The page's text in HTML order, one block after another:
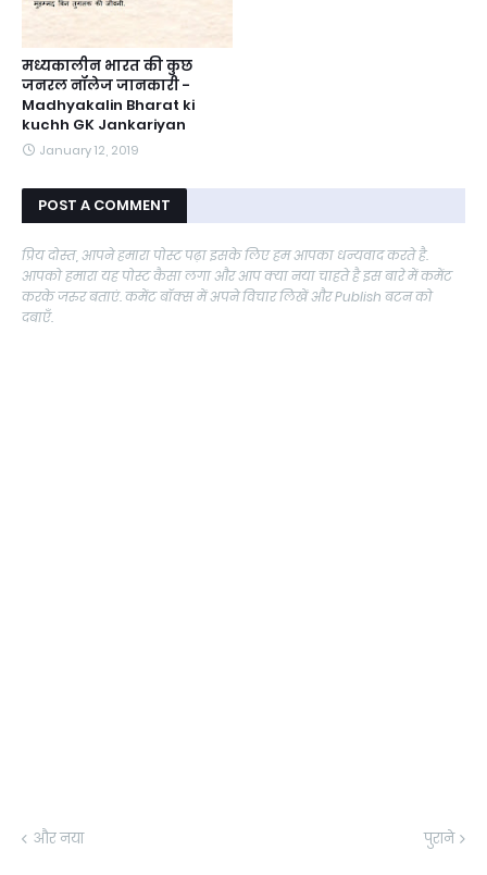
मध्यकालीन भारत की कुछ
जनरल नॉलेज जानकारी -
Madhyakalin Bharat ki
kuchh GK Jankariyan
January 12, 2019
POST A COMMENT
प्रिय दोस्त, आपने हमारा पोस्ट पढ़ा इसके लिए हम आपका धन्यवाद करते है.
आपको हमारा यह पोस्ट कैसा लगा और आप क्या नया चाहते है इस बारे में कमेंट
करके जरुर बताएं. कमेंट बॉक्स में अपने विचार लिखें और Publish बटन को
दबाएँ.
और नया पुराने